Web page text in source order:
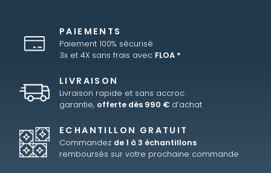
PAIEMENTS
Paiement 100% sécurisé
3x et 4X sans frais avec FLOA *
LIVRAISON
Livraison rapide et sans accroc
garantie, offerte dès 990 € d’achat
ECHANTILLON GRATUIT
Commandez de 1 à 3 échantillons
remboursés sur votre prochaine commande